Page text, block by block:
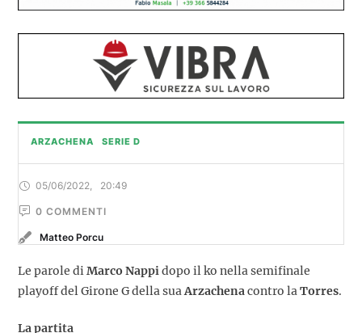
ARZACHENA SERIE D
05/06/2022 20:49
0 COMMENTI
Matteo Porcu
Le parole diMarco Nappidopo il ko nella semifinale
playoff del Girone G della suaArzachenacontro laTorres.
La partita